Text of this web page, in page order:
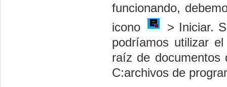
funcionando,
icono
> Iniciar.
podríamos utilizar
raíz de documentos
C:archivos de